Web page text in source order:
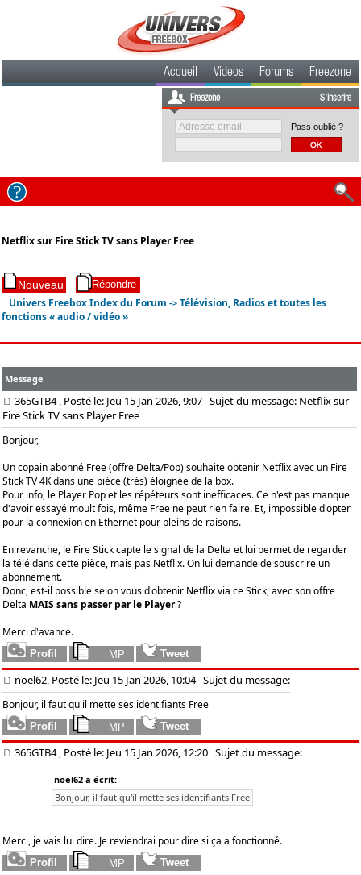
Accueil Videos Forums Freezone
Freezone S'inscrire
Pass oublié ?
Netflix sur Fire Stick TV sans Player Free
Univers Freebox Index du Forum ->Télévision, Radios et toutes les
fonctions « audio / vidéo »
Message
365GTB4, Posté le: Jeu 15 Jan 2026, 9:07 Sujet du message: Netflix sur
Fire Stick TV sans Player Free
Bonjour,
Un copain abonné Free (offre Delta/Pop) souhaite obtenir Netflix avec un Fire
Stick TV 4K dans une pièce (très) éloignée de la box.
Pour info, le Player Pop et les répéteurs sont inefficaces. Ce n'est pas manque
d'avoir essayé moult fois, même Free ne peut rien faire. Et, impossible d'opter
pour la connexion en Ethernet pour pleins de raisons.
En revanche, le Fire Stick capte le signal de la Delta et lui permet de regarder
la télé dans cette pièce, mais pas Netflix. On lui demande de souscrire un
abonnement.
Donc, est-il possible selon vous d'obtenir Netflix via ce Stick, avec son offre
Delta MAIS sans passer par le Player?
Merci d'avance.
noel62, Posté le: Jeu 15 Jan 2026, 10:04Sujet du message:
Bonjour, il faut qu'il mette ses identifiants Free
365GTB4, Posté le: Jeu 15 Jan 2026, 12:20 Sujet du message:
noel62 a écrit:
Bonjour, il faut qu'il mette ses identifiants Free
Merci, je vais lui dire. Je reviendrai pour dire si ça a fonctionné.